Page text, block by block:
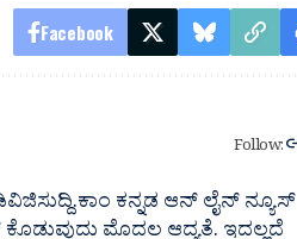
Facebook
Follow:
ಕನ್ನಡ ಆನ್ ಲೈನ್ ನ್ಯೂಸ್